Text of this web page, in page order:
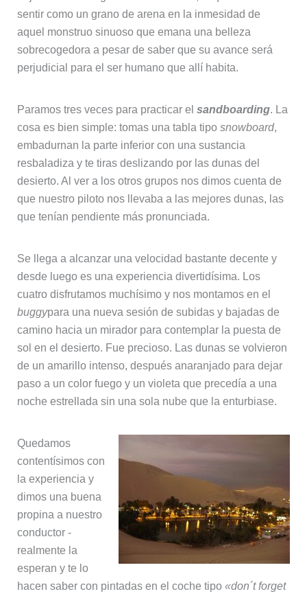
sentir como un grano de arena en la inmesidad de
aquel monstruo sinuoso que emana una belleza
sobrecogedora a pesar de saber que su avance será
perjudicial para el ser humano que allí habita.
Paramos tres veces para practicar el sandboarding. La
cosa es bien simple: tomas una tabla tipo snowboard,
embadurnan la parte inferior con una sustancia
resbaladiza y te tiras deslizando por las dunas del
desierto. Al ver a los otros grupos nos dimos cuenta de
que nuestro piloto nos llevaba a las mejores dunas, las
que tenían pendiente más pronunciada.
Se llega a alcanzar una velocidad bastante decente y
desde luego es una experiencia divertidísima. Los
cuatro disfrutamos muchísimo y nos montamos en el
buggypara una nueva sesión de subidas y bajadas de
camino hacia un mirador para contemplar la puesta de
sol en el desierto. Fue precioso. Las dunas se volvieron
de un amarillo intenso, después anaranjado para dejar
paso a un color fuego y un violeta que precedía a una
noche estrellada sin una sola nube que la enturbiase.
Quedamos
contentísimos con
la experiencia y
dimos una buena
propina a nuestro
conductor -
realmente la
esperan y te lo
hacen saber con pintadas en el coche tipo «don´t forget